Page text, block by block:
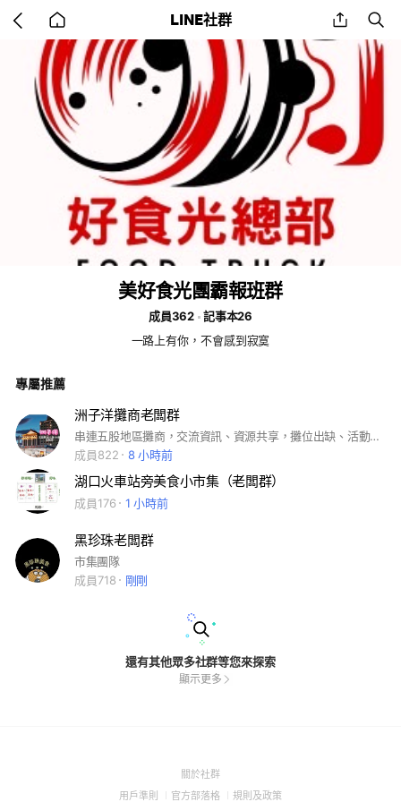
back
to
home
LINE社群 share
美好食光團霸報班群
成員362
記事本26
一路上有你，不會感到寂寞
專屬推薦
洲子洋攤商老闆群
串連五股地區攤商，交流資訊、資源共享，攤位出缺、活動通知一手掌握！
成員822
8 小時前
湖口火車站旁美食小市集（老闆群）
成員176 1 小時前
黑珍珠老闆群
市集團隊
成員718
剛剛
還有其他眾多社群等您來探索
顯示更多
關於社群(Open
用戶準則 (Open
官方部落格 (Open
規則及政策(Open